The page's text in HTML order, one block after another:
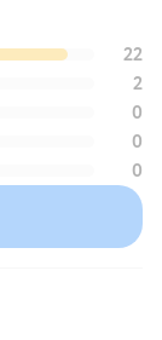
22
2
0
0
0